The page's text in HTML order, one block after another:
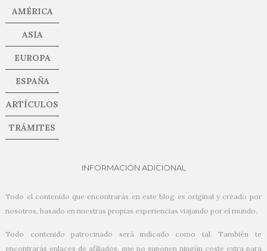
AMÉRICA
ASIA
EUROPA
ESPAÑA
ARTÍCULOS
TRÁMITES
INFORMACIÓN ADICIONAL
Todo el contenido que encontrarás en este blog es original y creado por
nosotros, basado en nuestras propias experiencias viajando por el mundo.
Todo contenido patrocinado será indicado como tal. También te
encontrarás enlaces de afiliados, que no suponen ningún coste extra para